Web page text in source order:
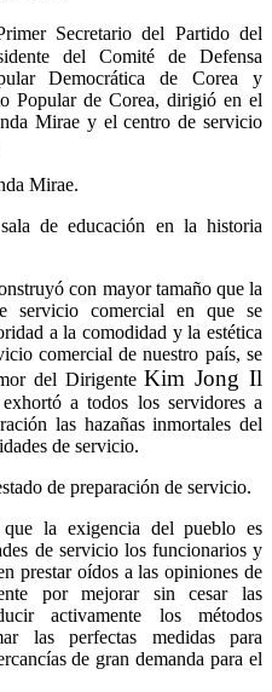
Secretario del Partido del
del Comité de Defensa
Democrática de Corea y
Popular de Corea, dirigió en el
Mirae y el centro de servicio
Mirae.
de educación en la historia
con mayor tamaño que la
servicio comercial en que se
a la comodidad y la estética
comercial de nuestro país, se
del Dirigente Kim Jong Il
a todos los servidores a
las hazañas inmortales del
de servicio.
de preparación de servicio.
la exigencia del pueblo es
de servicio los funcionarios y
prestar oídos a las opiniones de
por mejorar sin cesar las
activamente los métodos
las perfectas medidas para
de gran demanda para el